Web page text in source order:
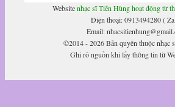
Websitenhạc sĩ Tiến Hùng hoạt động từ
Điện thoại: 0913494280 (
Email:
©2014 - 2026 Bản quyền thuộc nhạc
Ghi rõ nguồn khi lấy thông tin từ